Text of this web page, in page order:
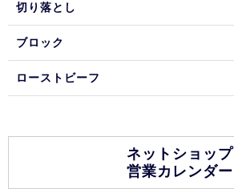
切り落とし
ブロック
ローストビーフ
ネットショップ
営業カレンダー